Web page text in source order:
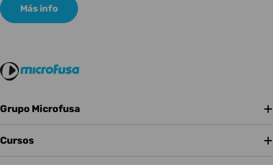
Más info
Grupo Microfusa
Cursos